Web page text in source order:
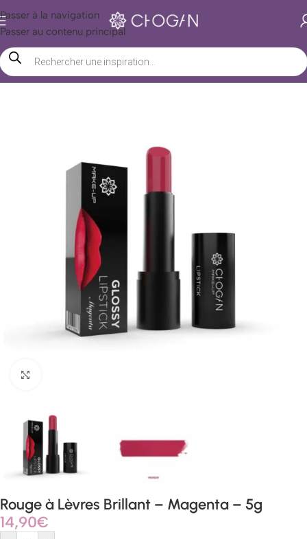
Passer à la navigation
Passer au contenu principal
Accueil/ Boutique Chogan/ Beauté/ Maquillage/ Lèvres
Rouge à Lèvres Brillant – Magenta – 5g
14,90€